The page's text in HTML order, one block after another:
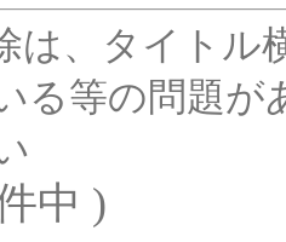
は、タイトル
る等の問題が
中 )